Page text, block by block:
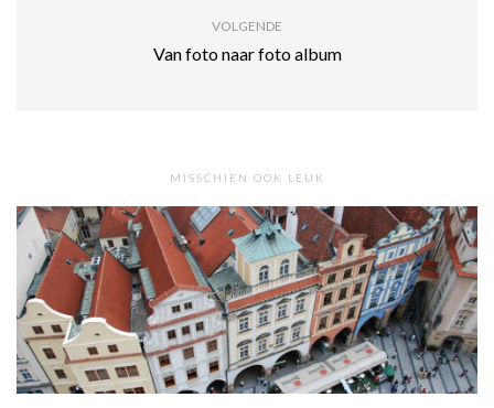
VOLGENDE
Van foto naar foto album
MISSCHIEN OOK LEUK